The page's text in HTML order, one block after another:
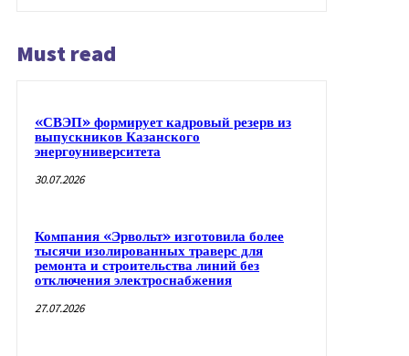
Must read
«СВЭП» формирует кадровый резерв из
выпускников Казанского
энергоуниверситета
30.07.2026
Компания «Эрвольт» изготовила более
тысячи изолированных траверс для
ремонта и строительства линий без
отключения электроснабжения
27.07.2026